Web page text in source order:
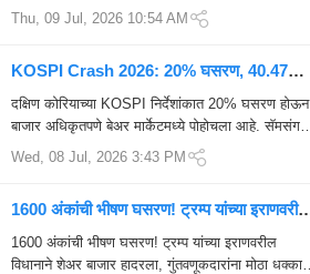
पासून खुला होणार आहे. किंमत बँड, सब्स्क्रिप्शनच्या तार...
Thu, 09 Jul, 2026 10:54 AM
KOSPI Crash 2026: 20% घसरण, 40.47
लाख कोटींचे नुकसान; AI बूमनंतर कोरियन बाजाराला
मोठा धक्का
दक्षिण कोरियाच्या KOSPI निर्देशांकात 20% घसरण होऊन
बाजार अधिकृतपणे बेअर मार्केटमध्ये पोहोचला आहे. सॅमसंग,
टेक स्टॉक्स आणि अमेरिकन बाजारातील विक्रीमुळे 40...
Wed, 08 Jul, 2026 3:43 PM
1600 अंकांची भीषण घसरण! ट्रम्प यांच्या इराणवरील
विधानाने शेअर बाजार हादरला, गुंतवणूकदारांना मोठा
धक्का
1600 अंकांची भीषण घसरण! ट्रम्प यांच्या इराणवरील
विधानाने शेअर बाजार हादरला, गुंतवणूकदारांना मोठा धक्का